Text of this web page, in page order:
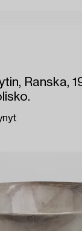
Ranska,